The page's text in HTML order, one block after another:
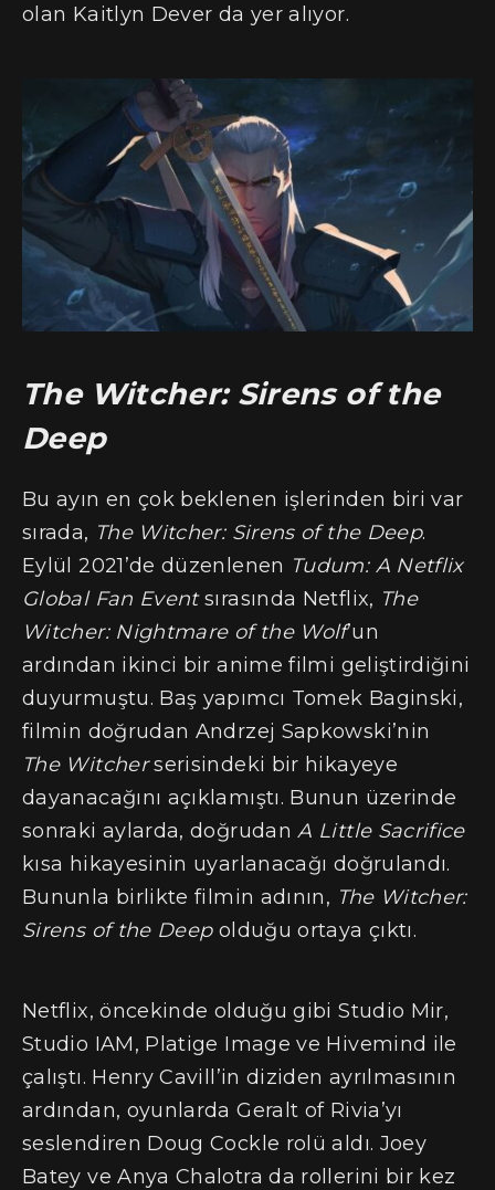
olan Kaitlyn Dever da yer alıyor.
The Witcher: Sirens of the
Deep
Bu ayın en çok beklenen işlerinden biri var
sırada, The Witcher: Sirens of the Deep.
Eylül 2021’de düzenlenen Tudum: A Netflix
Global Fan Eventsırasında Netflix, The
Witcher: Nightmare of the Wolf’un
ardından ikinci bir anime filmi geliştirdiğini
duyurmuştu. Baş yapımcı Tomek Baginski,
filmin doğrudan Andrzej Sapkowski’nin
The Witcherserisindeki bir hikayeye
dayanacağını açıklamıştı. Bunun üzerinde
sonraki aylarda, doğrudanA Little Sacrifice
kısa hikayesinin uyarlanacağı doğrulandı.
Bununla birlikte filmin adının, The Witcher:
Sirens of the Deepolduğu ortaya çıktı.
Netflix, öncekinde olduğu gibi Studio Mir,
Studio IAM, Platige Image ve Hivemind ile
çalıştı. Henry Cavill’in diziden ayrılmasının
ardından, oyunlarda Geralt of Rivia’yı
seslendiren Doug Cockle rolü aldı. Joey
Batey ve Anya Chalotra da rollerini bir kez